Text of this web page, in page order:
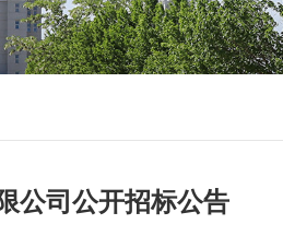
公司公开招标公告